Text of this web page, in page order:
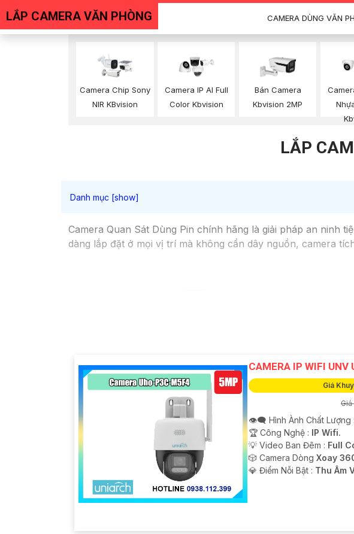
LẮP CAMERA VĂN PHÒNG CAMERA DÙNG VĂN
Camera Chip Sony
NIR KBvision
Camera IP AI Full
Color Kbvision
Bán Camera
Kbvision 2MP
LẮP
Camera Quan Sát Dùng Pin chính hãng là giải pháp an ninh
dàng lắp đặt ở mọi vị trí mà không cần dây nguồn, camera
CAMERA IP WIFI
Giá
Giá
👁️‍🗨 Hình Ành Chất Lượng :
🏆 Công Nghệ : IP Wifi.
💡 Video Ban Đêm : Full
🎲 Camera Dòng Xoay
️💎 Điểm Nỗi Bật : Thu Âm